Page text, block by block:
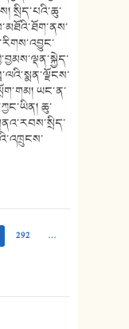
སྲིད་པའི་ཆུ་
ཡང་ན་
ཆུ་
292
…